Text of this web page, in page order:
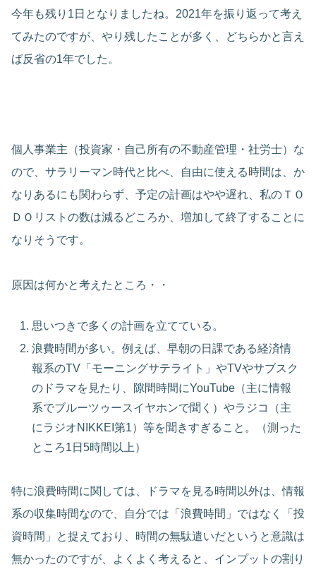
今年も残り1日となりましたね。2021年を振り返って考え
てみたのですが、やり残したことが多く、どちらかと言え
ば反省の1年でした。
個人事業主（投資家・自己所有の不動産管理・社労士）な
ので、サラリーマン時代と比べ、自由に使える時間は、か
なりあるにも関わらず、予定の計画はやや遅れ、私のＴＯ
ＤＯリストの数は減るどころか、増加して終了することに
なりそうです。
原因は何かと考えたところ・・
思いつきで多くの計画を立てている。
浪費時間が多い。例えば、早朝の日課である経済情
報系のTV「モーニングサテライト」やTVやサブスク
のドラマを見たり、隙間時間にYouTube（主に情報
系でブルーツゥースイヤホンで聞く）やラジコ（主
にラジオNIKKEI第1）等を聞きすぎること。（測った
ところ1日5時間以上）
特に浪費時間に関しては、ドラマを見る時間以外は、情報
系の収集時間なので、自分では「浪費時間」ではなく「投
資時間」と捉えており、時間の無駄遣いだというと意識は
無かったのですが、よくよく考えると、インプットの割り